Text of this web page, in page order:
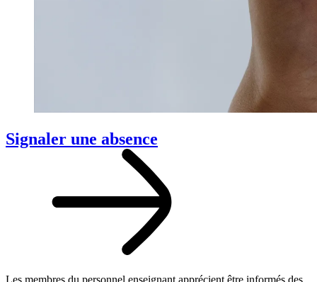
Signaler une absence
Les membres du personnel enseignant apprécient être informés des